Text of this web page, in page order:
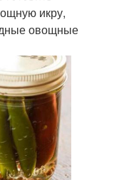
икру,
овощные